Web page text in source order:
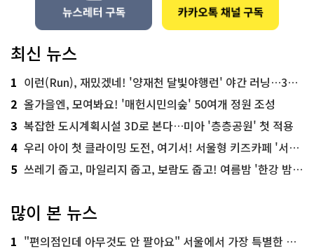
최신 뉴스
1 이런(Run), 재밌겠네! '양재천 달빛야행런' 야간 러닝…300명 모집
2 올가을엔, 모여봐요! '매헌시민의숲' 50여개 정원 조성
3 복잡한 도시계획시설 3D로 본다…미아 '층층공원' 첫 적용
4 우리 아이 첫 클라이밍 도전, 여기서! 서울형 키즈카페 '서울가족플라자점'
5 쓰레기 줍고, 마일리지 줍고, 보람도 줍고! 여름밤 '한강 밤마실 줍깅'
많이 본 뉴스
1 "편의점인데 아무것도 안 팔아요" 서울에서 가장 특별한 편의점의 정체